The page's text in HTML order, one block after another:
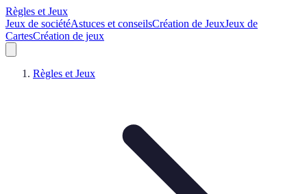
Règles et Jeux
Jeux de sociétéAstuces et conseilsCréation de JeuxJeux de
CartesCréation de jeux
Règles et Jeux